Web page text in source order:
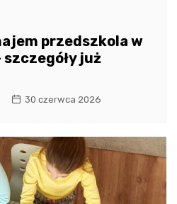
przedszkola w
już
30 czerwca 2026